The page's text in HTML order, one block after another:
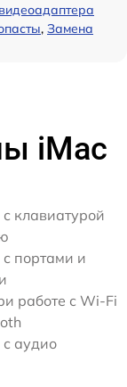
, Замена
iMac
клавиатурой
портами и
работе с Wi-Fi
аудио